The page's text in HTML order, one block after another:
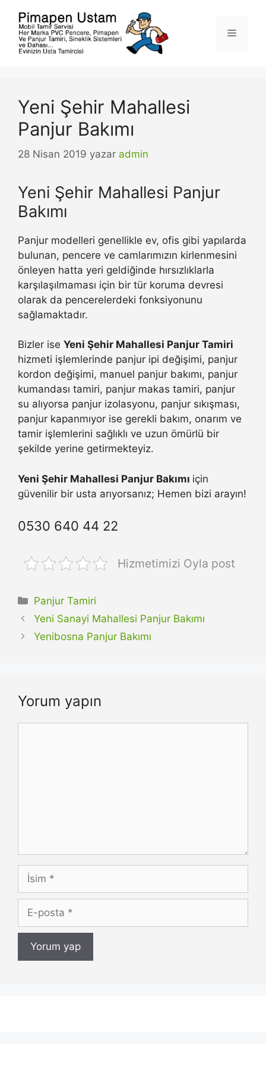
Menü
Yeni Şehir Mahallesi
Panjur Bakımı
28 Nisan 2019 yazar admin
Yeni Şehir Mahallesi Panjur
Bakımı
Panjur modelleri genellikle ev, ofis gibi yapılarda
bulunan, pencere ve camlarımızın kirlenmesini
önleyen hatta yeri geldiğinde hırsızlıklarla
karşılaşılmaması için bir tür koruma devresi
olarak da pencerelerdeki fonksiyonunu
sağlamaktadır.
Bizler ise Yeni Şehir Mahallesi Panjur Tamiri
hizmeti işlemlerinde panjur ipi değişimi, panjur
kordon değişimi, manuel panjur bakımı, panjur
kumandası tamiri, panjur makas tamiri, panjur
su alıyorsa panjur izolasyonu, panjur sıkışması,
panjur kapanmıyor ise gerekli bakım, onarım ve
tamir işlemlerini sağlıklı ve uzun ömürlü bir
şekilde yerine getirmekteyiz.
Yeni Şehir Mahallesi Panjur Bakımı için
güvenilir bir usta arıyorsanız; Hemen bizi arayın!
0530 640 44 22
Hizmetimizi Oyla post
Kategoriler
Panjur Tamiri
Yeni Sanayi Mahallesi Panjur Bakımı
Yenibosna Panjur Bakımı
Yorum yapın
İsim
posta